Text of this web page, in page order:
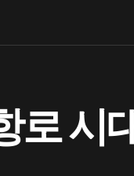
로 시